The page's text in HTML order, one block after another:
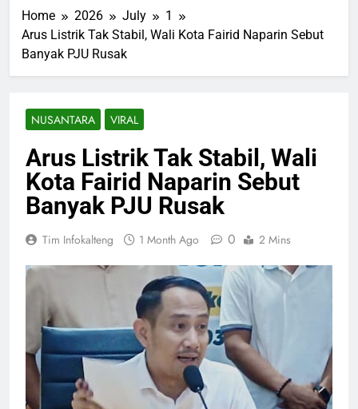
Home 2026 July
1
Arus Listrik Tak Stabil, Wali Kota Fairid Naparin Sebut
Banyak PJU Rusak
NUSANTARA VIRAL
Arus Listrik Tak Stabil, Wali
Kota Fairid Naparin Sebut
Banyak PJU Rusak
Tim Infokalteng 1 Month Ago 0 2 Mins